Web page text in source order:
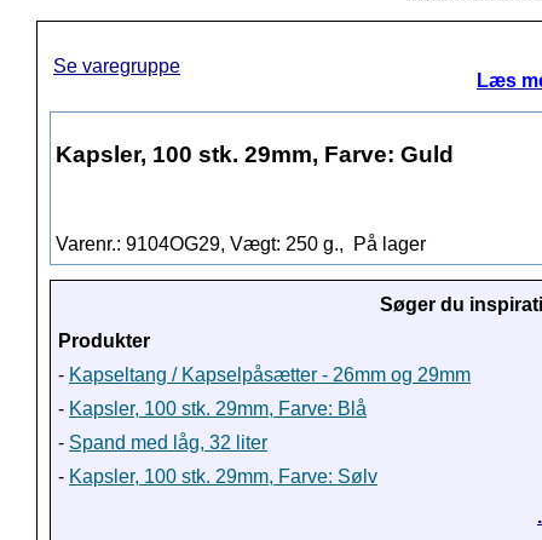
Se varegruppe
Læs
Kapsler, 100 stk. 29mm, Farve: Guld
Varenr.: 9104OG29, Vægt: 250 g., På lager
Søger du
Produkter
- Kapseltang / Kapselpåsætter - 26mm og 29mm
- Kapsler, 100 stk. 29mm, Farve: Blå
- Spand med låg, 32 liter
- Kapsler, 100 stk. 29mm, Farve: Sølv